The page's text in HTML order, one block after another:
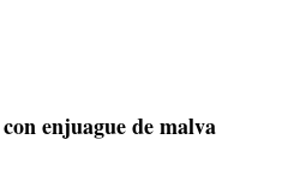
enjuague de malva